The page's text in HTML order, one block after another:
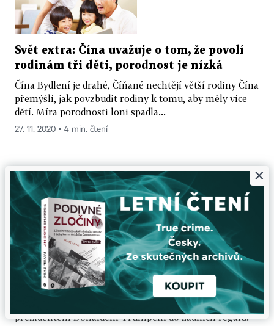
Svět extra: Čína uvažuje o tom, že povolí
rodinám tři děti, porodnost je nízká
Čína Bydlení je drahé, Číňané nechtějí větší rodiny Čína
přemýšlí, jak povzbudit rodiny k tomu, aby měly více
dětí. Míra porodnosti loni spadla...
27. 11. 2020 ▪ 4 min. čtení
SLOUPEK DANIELA ANÝŽE
Američanům zbyl po Trumpovi hryzavý
brouk v hlavě
V obchodě se suvenýry u Bílého domu přesunuli zboží s
prezidentem Donaldem Trumpem do zadních regálů.
×